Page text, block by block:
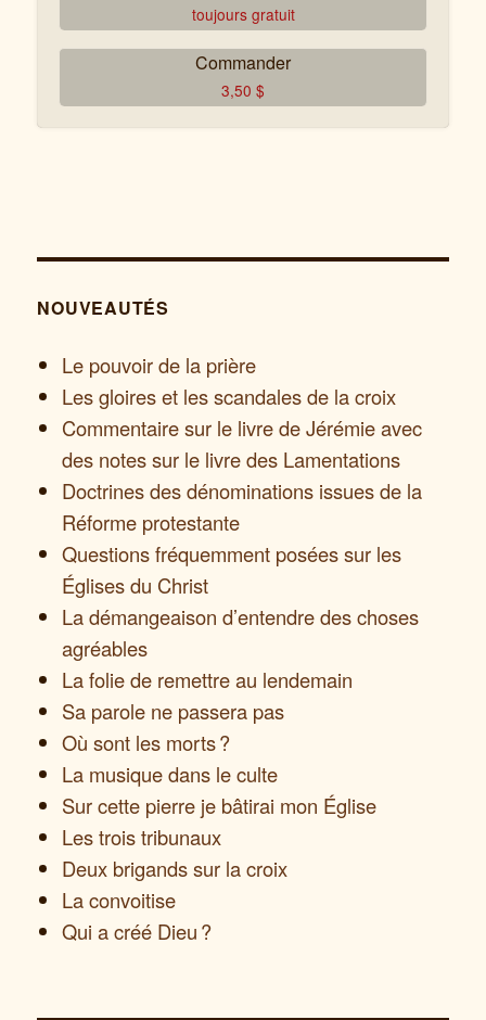
toujours gratuit
Commander
3,50 $
NOUVEAUTÉS
Le pouvoir de la prière
Les gloires et les scandales de la croix
Commentaire sur le livre de Jérémie avec
des notes sur le livre des Lamentations
Doctrines des dénominations issues de la
Réforme protestante
Questions fréquemment posées sur les
Églises du Christ
La démangeaison d’entendre des choses
agréables
La folie de remettre au lendemain
Sa parole ne passera pas
Où sont les morts ?
La musique dans le culte
Sur cette pierre je bâtirai mon Église
Les trois tribunaux
Deux brigands sur la croix
La convoitise
Qui a créé Dieu ?